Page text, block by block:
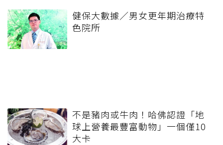
健保大數據／男女更年期治療特
色院所
不是豬肉或牛肉！哈佛認證「地
球上營養最豐富動物」一個僅10
大卡